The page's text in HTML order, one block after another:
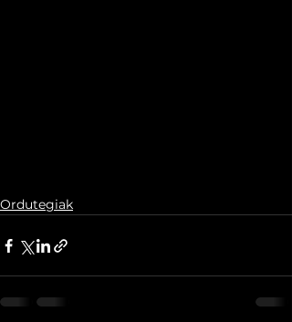
Ordutegiak